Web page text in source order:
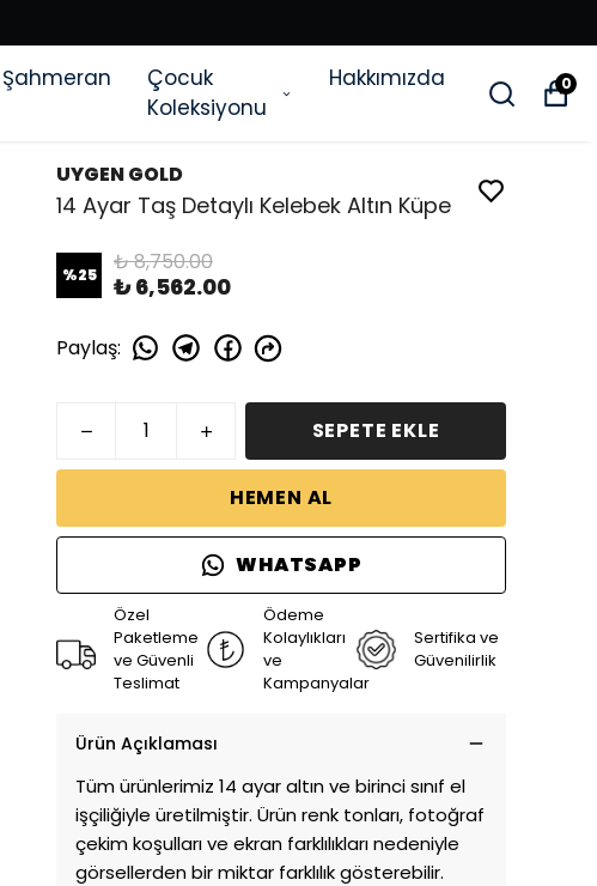
Şahmeran
Çocuk
Koleksiyonu
Hakkımızda 0
UYGEN GOLD
14 Ayar Taş Detaylı Kelebek Altın Küpe
%25 ₺ 8,750.00
₺ 6,562.00
Paylaş:
SEPETE EKLE
HEMEN AL
WHATSAPP
Özel
Paketleme
ve Güvenli
Teslimat
Ödeme
Kolaylıkları
ve
Kampanyalar
Sertifika ve
Güvenilirlik
Ürün Açıklaması
Tüm ürünlerimiz 14 ayar altın ve birinci sınıf el
işçiliğiyle üretilmiştir. Ürün renk tonları, fotoğraf
çekim koşulları ve ekran farklılıkları nedeniyle
görsellerden bir miktar farklılık gösterebilir.